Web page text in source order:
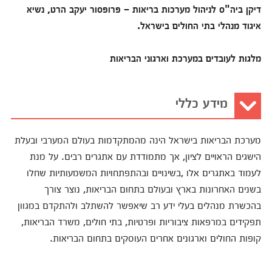
דיקן ביה"ס לניהול מערכות בריאות – פרופסור יעקב הרט, נשיא
איגוד מנהלי בתי החולים בישראל.
מלגות לעובדים במערכת וארגוני הבריאות
מידע כללי
מערכת הבריאות בישראל הינה מהמתקדמות בעולם המערבי ובעלת
הישגים הראויים לציון, אך מתמודדת עם אתגרים רבים. על מנת
לעמוד באתגרים אלו ,בשינויים ובהתפתחויות המשמעותיות שחלו
בשנים האחרונות בארץ ובעולם בתחום הבריאות, נוצר צורך
בהכשרת מנהלים בעלי ידע רב שיאפשר להשתלב ולהתקדם במגוון
תפקידים במרפאות ציבוריות ופרטיות, בתי חולים, משרד הבריאות,
קופות החולים וארגונים אחרים העוסקים בתחום הבריאות.